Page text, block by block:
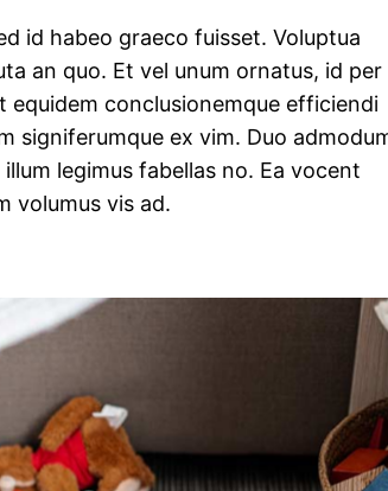
id habeo graeco fuisset. Voluptua
an quo. Et vel unum ornatus, id per
equidem conclusionemque efficiendi
signiferumque ex vim. Duo
legimus fabellas no. Ea vocent
volumus vis ad.